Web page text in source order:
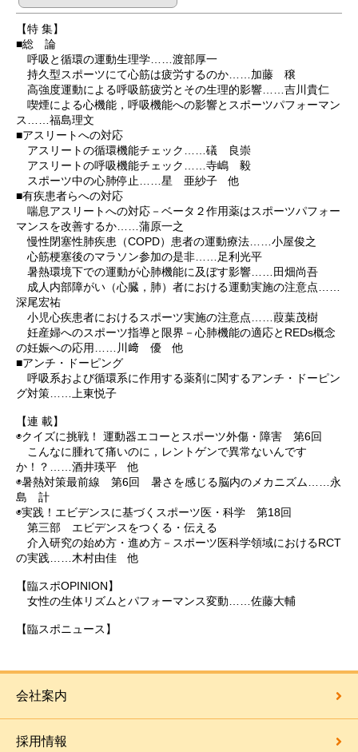
【特 集】
■総 論
呼吸と循環の運動生理学……渡部厚一
持久型スポーツにて心筋は疲労するのか……加藤 穣
高強度運動による呼吸筋疲労とその生理的影響……吉川貴仁
喫煙による心機能，呼吸機能への影響とスポーツパフォーマン
ス……福島理文
■アスリートへの対応
アスリートの循環機能チェック……礒 良崇
アスリートの呼吸機能チェック……寺嶋 毅
スポーツ中の心肺停止……星 亜紗子 他
■有疾患者らへの対応
喘息アスリートへの対応－ベータ２作用薬はスポーツパフォー
マンスを改善するか……蒲原一之
慢性閉塞性肺疾患（COPD）患者の運動療法……小屋俊之
心筋梗塞後のマラソン参加の是非……足利光平
暑熱環境下での運動が心肺機能に及ぼす影響……田畑尚吾
成人内部障がい（心臓，肺）者における運動実施の注意点……
深尾宏祐
小児心疾患者におけるスポーツ実施の注意点……葭葉茂樹
妊産婦へのスポーツ指導と限界－心肺機能の適応とREDs概念
の妊娠への応用……川﨑 優 他
■アンチ・ドーピング
呼吸系および循環系に作用する薬剤に関するアンチ・ドーピン
グ対策……上東悦子
【連 載】
◉クイズに挑戦！ 運動器エコーとスポーツ外傷・障害 第6回
こんなに腫れて痛いのに，レントゲンで異常ないんです
か！？……酒井瑛平 他
◉暑熱対策最前線 第6回 暑さを感じる脳内のメカニズム……永
島 計
◉実践！エビデンスに基づくスポーツ医・科学 第18回
第三部 エビデンスをつくる・伝える
介入研究の始め方・進め方－スポーツ医科学領域におけるRCT
の実践……木村由佳 他
【臨スポOPINION】
女性の生体リズムとパフォーマンス変動……佐藤大輔
【臨スポニュース】
会社案内
採用情報